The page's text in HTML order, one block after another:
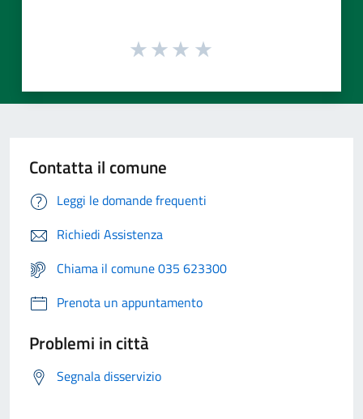
Contatta il comune
Leggi le domande frequenti
Richiedi Assistenza
Chiama il comune 035 623300
Prenota un appuntamento
Problemi in città
Segnala disservizio